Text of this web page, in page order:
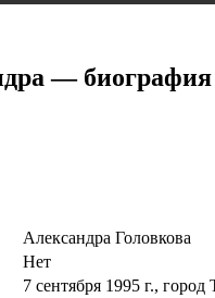
—
Александра Головкова
Нет
7 сентября 1995 г., город